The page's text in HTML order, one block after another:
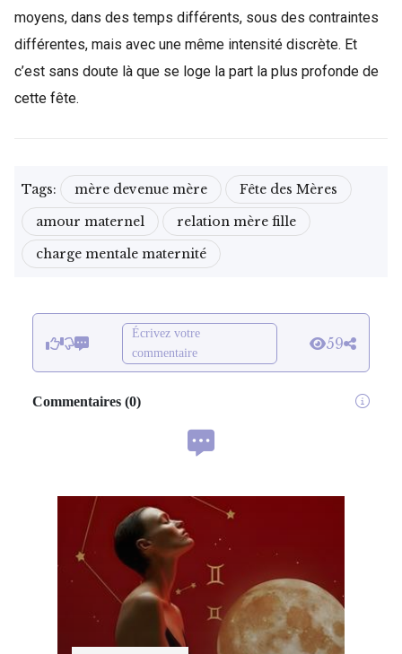
moyens, dans des temps différents, sous des contraintes
différentes, mais avec une même intensité discrète. Et
c’est sans doute là que se loge la part la plus profonde de
cette fête.
Tags: mère devenue mère
Fête des Mères
amour maternel
relation mère fille
charge mentale maternité
Écrivez votre
commentaire
59
Commentaires (0)